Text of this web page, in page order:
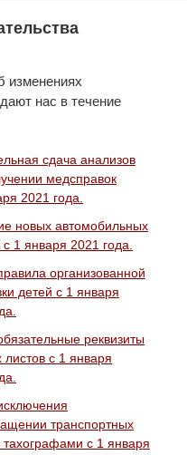
изменениях
нас в течение
сдача анализов
медсправок
2021 года.
новых автомобильных
с 1 января 2021 года.
организованной
детей с 1 января
реквизиты
листов с 1 января
транспортных
тахографами с 1 января